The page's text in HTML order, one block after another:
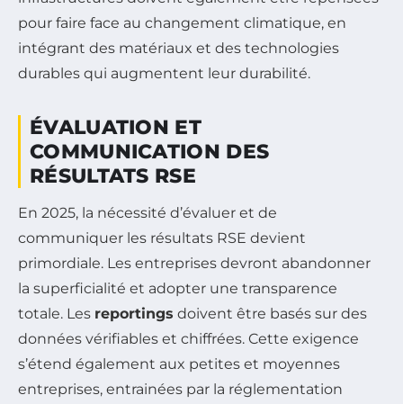
pour faire face au changement climatique, en
intégrant des matériaux et des technologies
durables qui augmentent leur durabilité.
ÉVALUATION ET
COMMUNICATION DES
RÉSULTATS RSE
En 2025, la nécessité d’évaluer et de
communiquer les résultats RSE devient
primordiale. Les entreprises devront abandonner
la superficialité et adopter une transparence
totale. Les reportings doivent être basés sur des
données vérifiables et chiffrées. Cette exigence
s’étend également aux petites et moyennes
entreprises, entrainées par la réglementation